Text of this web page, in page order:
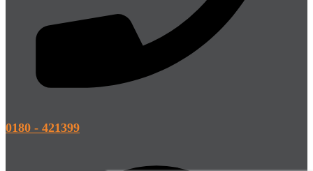
0180 - 421399